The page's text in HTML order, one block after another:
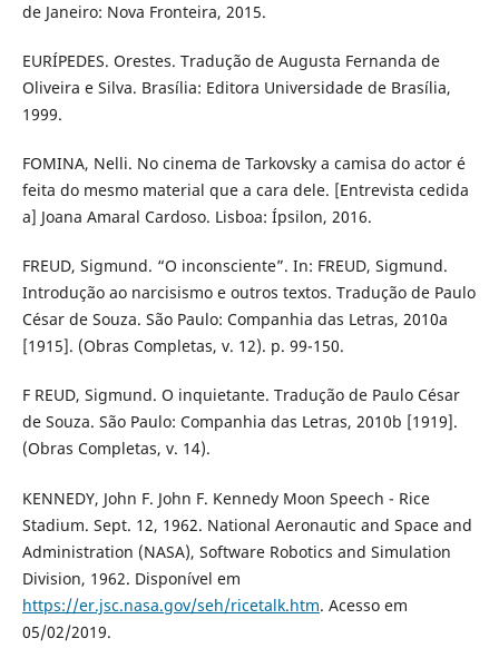
de Janeiro: Nova Fronteira, 2015.
EURÍPEDES. Orestes. Tradução de Augusta Fernanda de
Oliveira e Silva. Brasília: Editora Universidade de Brasília,
1999.
FOMINA, Nelli. No cinema de Tarkovsky a camisa do actor é
feita do mesmo material que a cara dele. [Entrevista cedida
a] Joana Amaral Cardoso. Lisboa: Ípsilon, 2016.
FREUD, Sigmund. “O inconsciente”. In: FREUD, Sigmund.
Introdução ao narcisismo e outros textos. Tradução de Paulo
César de Souza. São Paulo: Companhia das Letras, 2010a
[1915]. (Obras Completas, v. 12). p. 99-150.
F REUD, Sigmund. O inquietante. Tradução de Paulo César
de Souza. São Paulo: Companhia das Letras, 2010b [1919].
(Obras Completas, v. 14).
KENNEDY, John F. John F. Kennedy Moon Speech - Rice
Stadium. Sept. 12, 1962. National Aeronautic and Space and
Administration (NASA), Software Robotics and Simulation
Division, 1962. Disponível em
https://er.jsc.nasa.gov/seh/ricetalk.htm. Acesso em
05/02/2019.